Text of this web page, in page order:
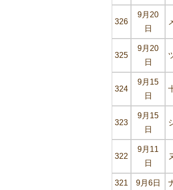
326
9月20
日
325
9月20
日
324
9月15
日
323
9月15
日
322
9月11
日
321 9月6日